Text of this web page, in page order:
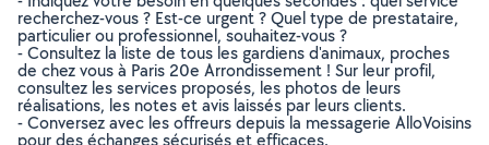
recherchez-vous ? Est-ce urgent ? Quel type de prestataire,
particulier ou professionnel, souhaitez-vous ?
- Consultez la liste de tous les gardiens d'animaux, proches
de chez vous à Paris 20e Arrondissement ! Sur leur profil,
consultez les services proposés, les photos de leurs
réalisations, les notes et avis laissés par leurs clients.
- Conversez avec les offreurs depuis la messagerie AlloVoisins
pour des échanges sécurisés et efficaces.